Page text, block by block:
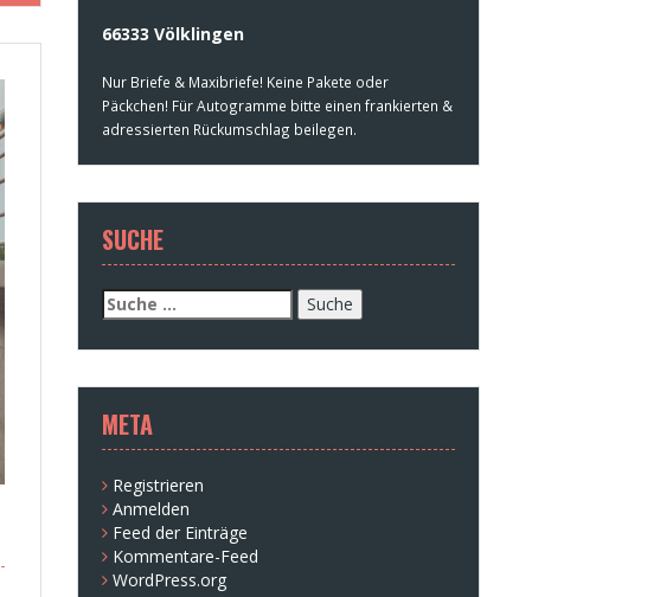
66333 Völklingen
Nur Briefe & Maxibriefe! Keine Pakete oder
Päckchen! Für Autogramme bitte einen frankierten &
adressierten Rückumschlag beilegen.
SUCHE
Suche
nach:
META
Registrieren
Anmelden
Feed der Einträge
Kommentare-Feed
WordPress.org